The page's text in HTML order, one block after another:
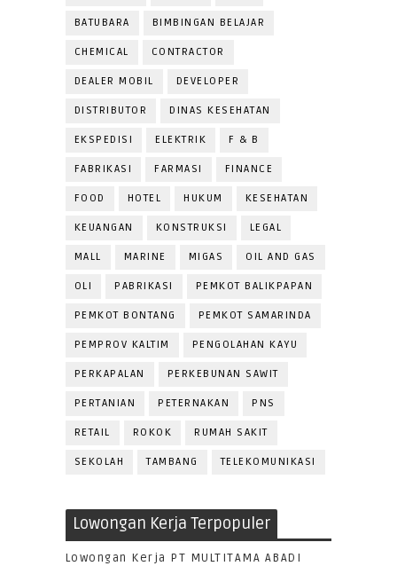
BATUBARA BIMBINGAN BELAJAR
CHEMICAL CONTRACTOR
DEALER MOBIL DEVELOPER
DISTRIBUTOR DINAS KESEHATAN
EKSPEDISI ELEKTRIK F & B
FABRIKASI FARMASI FINANCE
FOOD HOTEL HUKUM KESEHATAN
KEUANGAN KONSTRUKSI LEGAL
MALL MARINE MIGAS OIL AND GAS
OLI PABRIKASI PEMKOT BALIKPAPAN
PEMKOT BONTANG PEMKOT SAMARINDA
PEMPROV KALTIM PENGOLAHAN KAYU
PERKAPALAN PERKEBUNAN SAWIT
PERTANIAN PETERNAKAN PNS
RETAIL ROKOK RUMAH SAKIT
SEKOLAH TAMBANG TELEKOMUNIKASI
Lowongan Kerja Terpopuler
Lowongan Kerja PT MULTITAMA ABADI